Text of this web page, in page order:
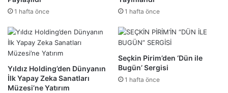
1 hafta önce 1 hafta önce
Yıldız Holding’den Dünyanın
İlk Yapay Zeka Sanatları
Müzesi’ne Yatırım
Seçkin Pirim’den ‘Dün ile
Bugün’ Sergisi
1 hafta önce